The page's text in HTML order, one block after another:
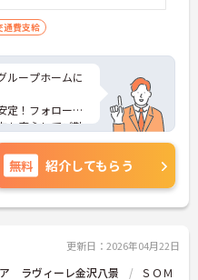
通費支給
ループホームに
定！フォロー体
も安心してご勤
トなど、さら
気軽にご相談く
無料 紹介してもらう
更新日：2026年04月22日
ラヴィーレ金沢八景
ＳＯＭ